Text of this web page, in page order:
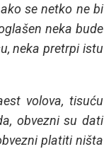
se netko ne bi
neka bude
neka pretrpi istu
volova, tisuću
obvezni su dati
platiti ništa